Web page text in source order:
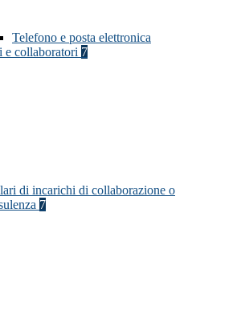
Telefono e posta elettronica
e collaboratori 7
di incarichi di collaborazione o
7